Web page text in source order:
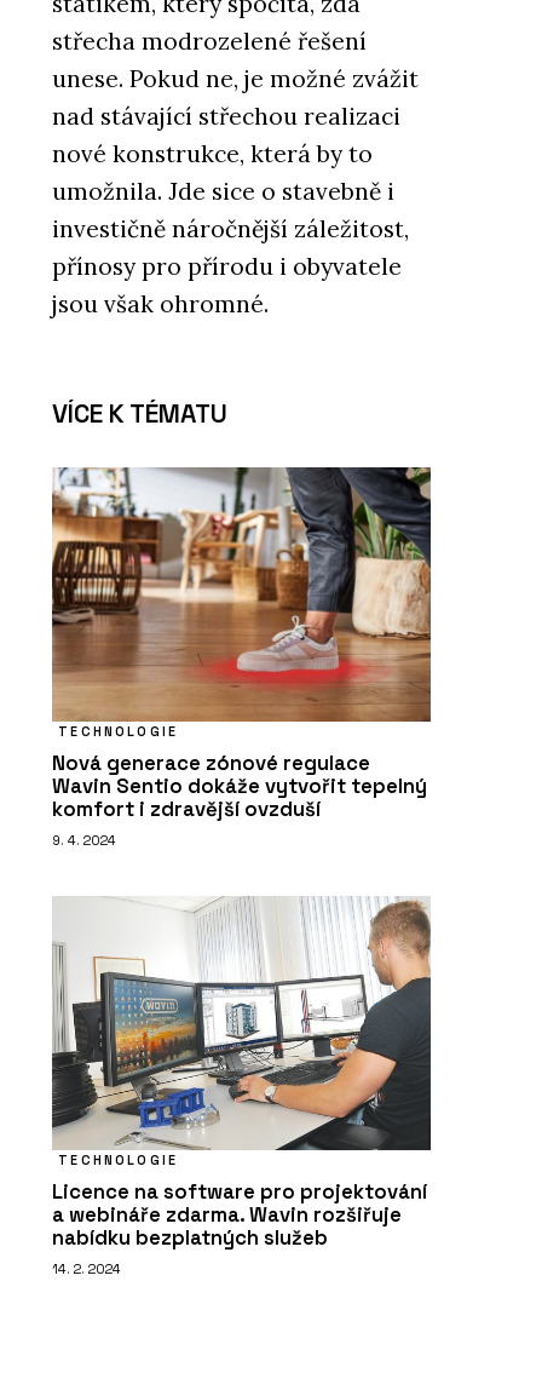
střecha modrozelené řešení
unese. Pokud ne, je možné zvážit
nad stávající střechou realizaci
nové konstrukce, která by to
umožnila. Jde sice o stavebně i
investičně náročnější záležitost,
přínosy pro přírodu i obyvatele
jsou však ohromné.
VÍCE K TÉMATU
TECHNOLOGIE
Nová generace zónové regulace
Wavin Sentio dokáže vytvořit tepelný
komfort i zdravější ovzduší
9. 4. 2024
TECHNOLOGIE
Licence na software pro projektování
a webináře zdarma. Wavin rozšiřuje
nabídku bezplatných služeb
14. 2. 2024